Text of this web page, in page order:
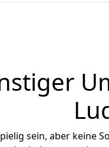
sein, aber keine